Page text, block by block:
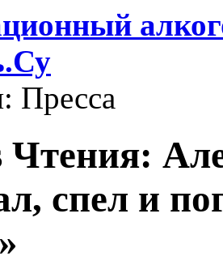
Пресса
Чтения:
спел и